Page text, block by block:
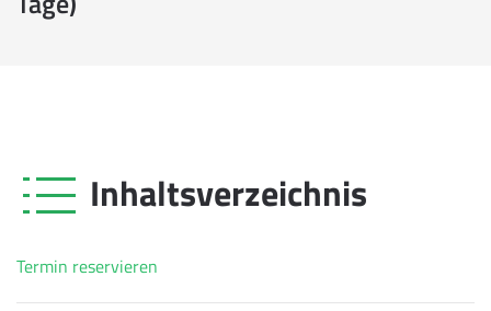
Inhaltsverzeichnis
Termin reservieren